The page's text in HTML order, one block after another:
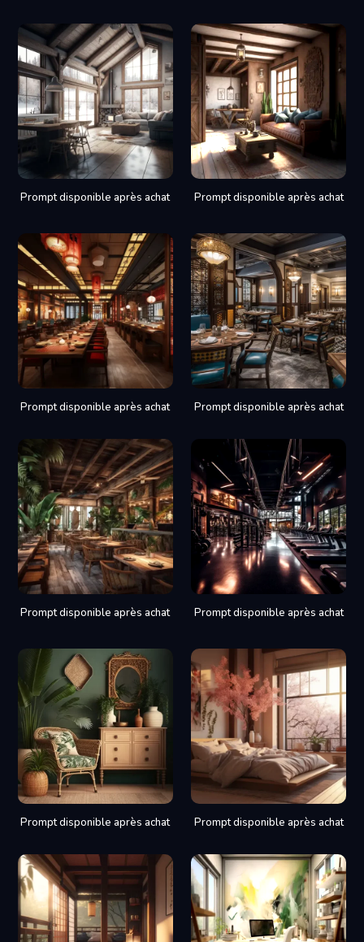
Prompt disponible après achat Prompt disponible après achat
Prompt disponible après achat Prompt disponible après achat
Prompt disponible après achat Prompt disponible après achat
Prompt disponible après achat Prompt disponible après achat